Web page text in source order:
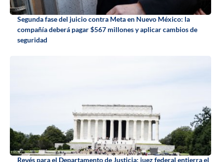
Segunda fase del juicio contra Meta en Nuevo México: la
compañía deberá pagar $567 millones y aplicar cambios de
seguridad
Revés para el Departamento de Justicia: juez federal entierra el